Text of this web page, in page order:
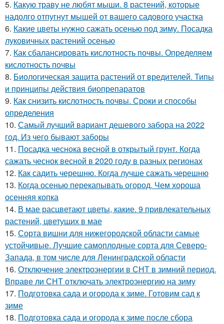
5. Какую траву не любят мыши. 8 растений, которые
надолго отпугнут мышей от вашего садового участка
6. Какие цветы нужно сажать осенью под зиму. Посадка
луковичных растений осенью
7. Как сбалансировать кислотность почвы. Определяем
кислотность почвы
8. Биологическая защита растений от вредителей. Типы
и принципы действия биопрепаратов
9. Как снизить кислотность почвы. Сроки и способы
определения
10. Самый лучший вариант дешевого забора на 2022
год. Из чего бывают заборы
11. Посадка чеснока весной в открытый грунт. Когда
сажать чеснок весной в 2020 году в разных регионах
12. Как садить черешню. Когда лучше сажать черешню
13. Когда осенью перекапывать огород. Чем хороша
осенняя копка
14. В мае расцветают цветы, какие. 9 привлекательных
растений, цветущих в мае
15. Сорта вишни для нижегородской области самые
устойчивые. Лучшие самоплодные сорта для Северо-
Запада, в том числе для Ленинградской области
16. Отключение электроэнергии в СНТ в зимний период.
Вправе ли СНТ отключать электроэнергию на зиму
17. Подготовка сада и огорода к зиме. Готовим сад к
зиме
18. Подготовка сада и огорода к зиме после сбора